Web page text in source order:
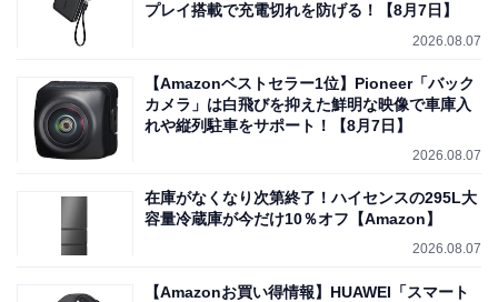
プレイ搭載で充電切れを防げる！【8月7日】
2026.08.07
【Amazonベストセラー1位】Pioneer「バック
カメラ」は白飛びを抑えた鮮明な映像で車庫入
れや縦列駐車をサポート！【8月7日】
2026.08.07
在庫がなくなり次第終了！ハイセンスの295L大
容量冷蔵庫が今だけ10％オフ【Amazon】
2026.08.07
【Amazonお買い得情報】HUAWEI「スマート